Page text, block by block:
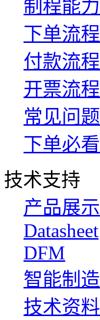
制程能力
下单流程
付款流程
开票流程
常见问题
下单必看
技术支持
产品展示
Datasheet
DFM
智能制造
技术资料